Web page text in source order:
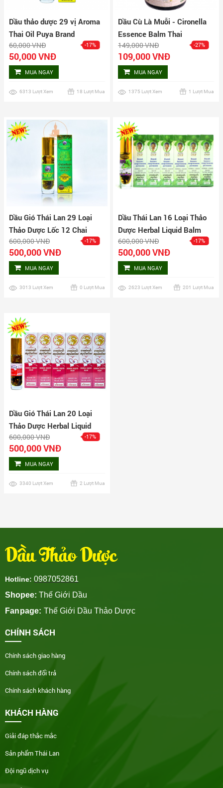
Dầu thảo dược 29 vị Aroma
Thai Oil Puya Brand
60,000 VNĐ -17%
50,000 VNĐ
MUA NGAY
6313 Lượt Xem 18 Lượt Mua
Dầu Cù Là Muỗi - Cironella
Essence Balm Thai
149,000 VNĐ -27%
109,000 VNĐ
MUA NGAY
1375 Lượt Xem 1 Lượt Mua
Dầu Gió Thái Lan 29 Loại
Thảo Dược Lốc 12 Chai
600,000 VNĐ -17%
500,000 VNĐ
MUA NGAY
3013 Lượt Xem 0 Lượt Mua
Dầu Thái Lan 16 Loại Thảo
Dược Herbal Liquid Balm
Yatim Brand Lốc 12 Chai
600,000 VNĐ -17%
500,000 VNĐ
MUA NGAY
2623 Lượt Xem 201 Lượt Mua
Dầu Gió Thái Lan 20 Loại
Thảo Dược Herbal Liquid
Balm Lốc 12 Chai
600,000 VNĐ -17%
500,000 VNĐ
MUA NGAY
3340 Lượt Xem 2 Lượt Mua
Dầu Thảo Dược
Hotline: 0987052861
Shopee: Thế Giới Dầu
Fanpage: Thế Giới Dầu Thảo Dược
CHÍNH SÁCH
Chính sách giao hàng
Chính sách đổi trả
Chính sách khách hàng
KHÁCH HÀNG
Giải đáp thắc mắc
Sản phẩm Thái Lan
Đội ngũ dịch vụ